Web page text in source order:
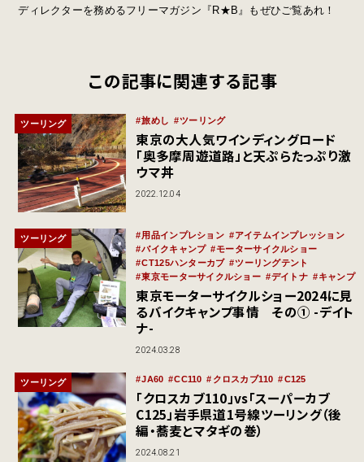
ディレクターを務めるフリーマガジン『R★B』もぜひご覧あれ！
この記事に関連する記事
ツーリング 旅めし ツーリング
東京の大人気ワインディングロード
「奥多摩周遊道路」と天ぷらたっぷり激
ウマ丼
2022.12.04
ツーリング 用品インプレション
アイテムインプレッション
バイクキャンプ
モーターサイクルショー
CT125ハンターカブ
ツーリングテント
東京モーターサイクルショー
デイトナ キャンプ
東京モーターサイクルショー2024に見
るバイクキャンプ事情 その① -デイト
ナ-
2024.03.28
ツーリング JA60 CC110 クロスカブ110 C125
「クロスカブ110」vs「スーパーカブ
C125」岩手県道1号線ツーリング（後
編・蕎麦とマタギの巻）
2024.08.21